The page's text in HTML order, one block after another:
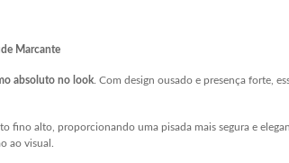
Marcante
absoluto no look . Com design ousado e presença forte,
alto, proporcionando uma pisada mais segura e
ao visual.